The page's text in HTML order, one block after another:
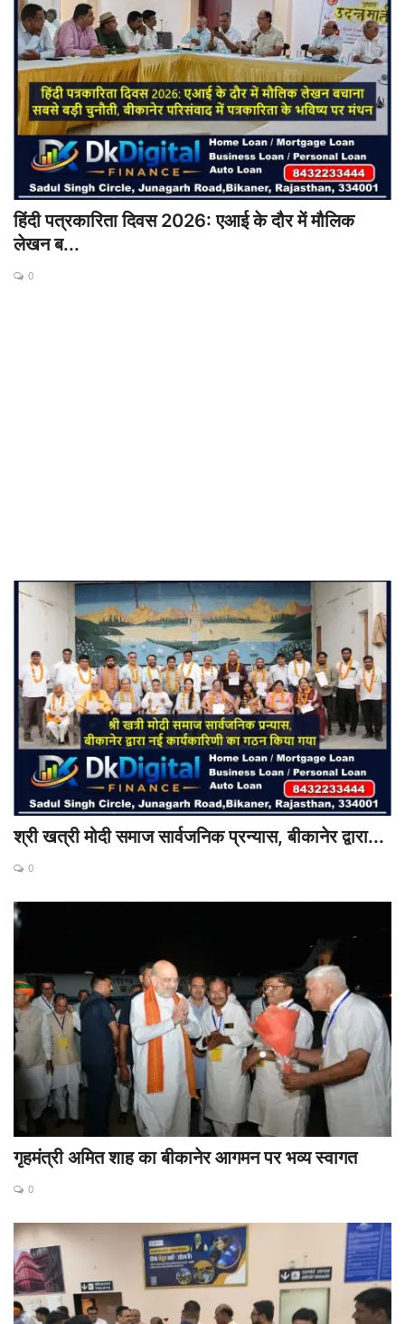
Language
English Hindi
हिंदी पत्रकारिता दिवस 2026: एआई के दौर में मौलिक
लेखन ब...
0
श्री खत्री मोदी समाज सार्वजनिक प्रन्यास, बीकानेर द्वारा...
0
गृहमंत्री अमित शाह का बीकानेर आगमन पर भव्य स्वागत
0